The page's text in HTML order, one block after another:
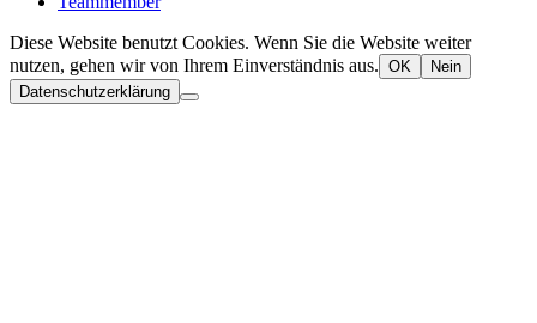
Diese Website benutzt Cookies. Wenn Sie die Website weiter
nutzen, gehen wir von Ihrem Einverständnis aus. OK
Nein
Datenschutzerklärung